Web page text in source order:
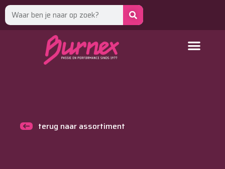
terug naar assortiment